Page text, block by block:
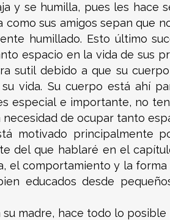
y se humilla, pues les hace
sus amigos sepan que
humillado. Esto último
espacio en la vida de sus
sutil debido a que su
vida. Su cuerpo está ahí
especial e importante, no
de ocupar tanto
motivado principalmente
del que hablaré en el
el comportamiento y la
educados desde
madre, hace todo lo